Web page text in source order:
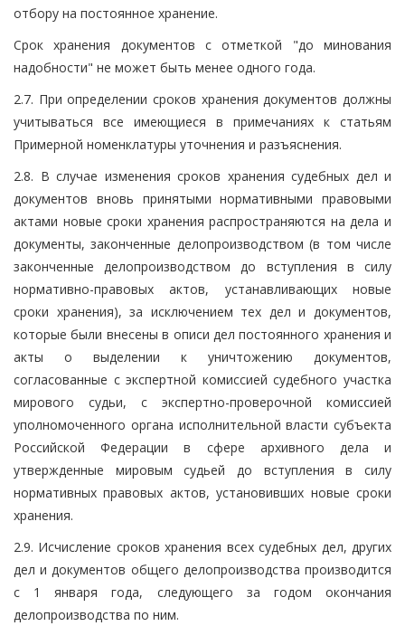
отбору на постоянное хранение.
Срок хранения документов с отметкой "до минования
надобности" не может быть менее одного года.
2.7. При определении сроков хранения документов должны
учитываться все имеющиеся в примечаниях к статьям
Примерной номенклатуры уточнения и разъяснения.
2.8. В случае изменения сроков хранения судебных дел и
документов вновь принятыми нормативными правовыми
актами новые сроки хранения распространяются на дела и
документы, законченные делопроизводством (в том числе
законченные делопроизводством до вступления в силу
нормативно-правовых актов, устанавливающих новые
сроки хранения), за исключением тех дел и документов,
которые были внесены в описи дел постоянного хранения и
акты о выделении к уничтожению документов,
согласованные с экспертной комиссией судебного участка
мирового судьи, с экспертно-проверочной комиссией
уполномоченного органа исполнительной власти субъекта
Российской Федерации в сфере архивного дела и
утвержденные мировым судьей до вступления в силу
нормативных правовых актов, установивших новые сроки
хранения.
2.9. Исчисление сроков хранения всех судебных дел, других
дел и документов общего делопроизводства производится
с 1 января года, следующего за годом окончания
делопроизводства по ним.